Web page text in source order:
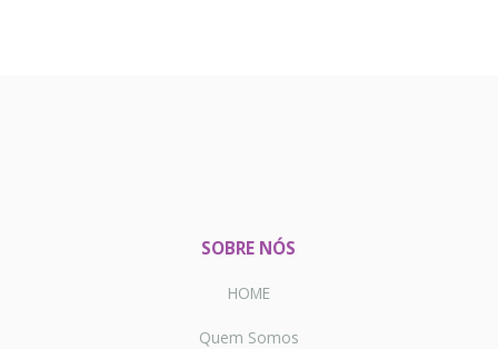
SOBRE NÓS
HOME
Quem Somos